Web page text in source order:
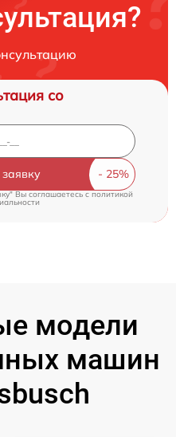
со
Вы соглашаетесь c политикой
модели
машин